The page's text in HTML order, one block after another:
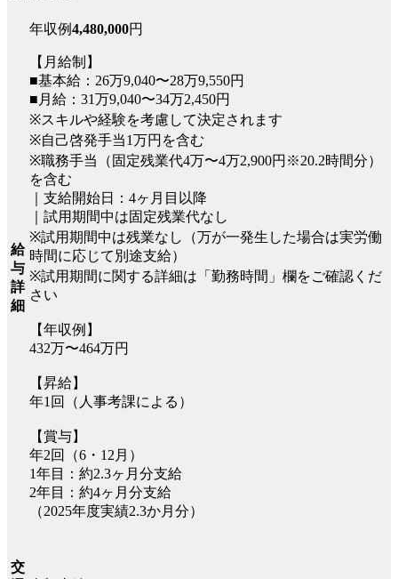
給
与
詳
細
年収例4,480,000円
【月給制】
■基本給：26万9,040〜28万9,550円
■月給：31万9,040〜34万2,450円
※スキルや経験を考慮して決定されます
※自己啓発手当1万円を含む
※職務手当（固定残業代4万〜4万2,900円※20.2時間分）
を含む
｜支給開始日：4ヶ月目以降
｜試用期間中は固定残業代なし
※試用期間中は残業なし（万が一発生した場合は実労働
時間に応じて別途支給）
※試用期間に関する詳細は「勤務時間」欄をご確認くだ
さい
【年収例】
432万〜464万円
【昇給】
年1回（人事考課による）
【賞与】
年2回（6・12月）
1年目：約2.3ヶ月分支給
2年目：約4ヶ月分支給
（2025年度実績2.3か⽉分）
交